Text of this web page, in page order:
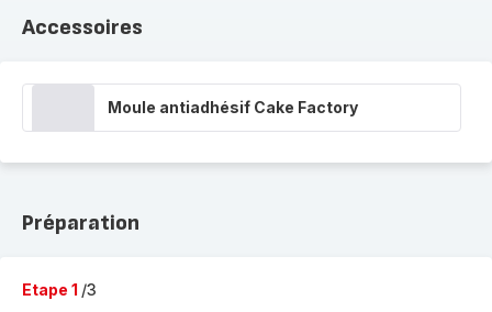
Accessoires
Moule antiadhésif Cake Factory
Préparation
Etape 1 /3